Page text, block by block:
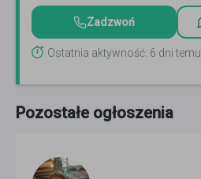
Zadzwoń
Ostatnia aktywność: 6 dni temu
Pozostałe ogłoszenia